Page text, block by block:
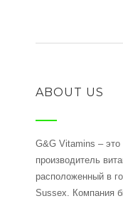
ABOUT US
G&G Vitamins –
производитель
расположенный в
Sussex. Компания